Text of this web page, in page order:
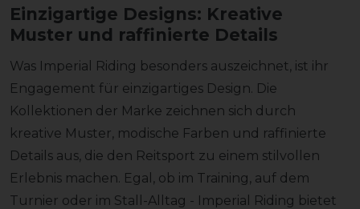
Einzigartige Designs: Kreative
Muster und raffinierte Details
Was Imperial Riding besonders auszeichnet, ist ihr
Engagement für einzigartiges Design. Die
Kollektionen der Marke zeichnen sich durch
kreative Muster, modische Farben und raffinierte
Details aus, die den Reitsport zu einem stilvollen
Erlebnis machen. Egal, ob im Training, auf dem
Turnier oder im Stall-Alltag - Imperial Riding bietet